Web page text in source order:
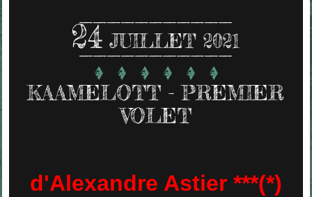
24 JUILLET 2021
KAAMELOTT - PREMIER
VOLET
d'Alexandre Astier ***(*)